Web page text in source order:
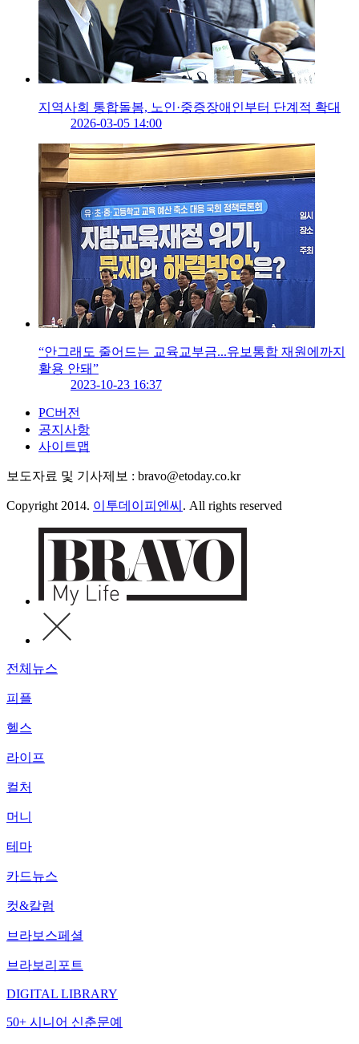
지역사회 통합돌봄, 노인·중증장애인부터 단계적 확대
2026-03-05 14:00
“안그래도 줄어드는 교육교부금...유보통합 재원에까지
활용 안돼”
2023-10-23 16:37
PC버전
공지사항
사이트맵
보도자료 및 기사제보 : bravo@etoday.co.kr
Copyright 2014. 이투데이피엔씨 . All rights reserved
전체뉴스
피플
헬스
라이프
컬처
머니
테마
카드뉴스
컷&칼럼
브라보스페셜
브라보리포트
DIGITAL LIBRARY
50+ 시니어 신춘문예